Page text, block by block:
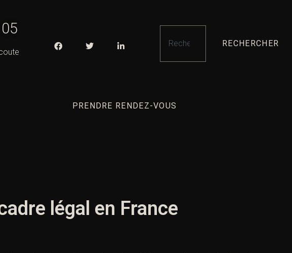
RECHERCHER
PRENDRE RENDEZ-VOUS
légal en France